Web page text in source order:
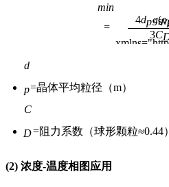
min
=
3C
4dpg(ρ
400000
<math
xmlns="http://www.w3.org/
d
p=晶体平均粒径（m）
<math
xmlns="http://www.w3.org/
C
D=阻力系数（球形颗粒≈0.44）
(2) 浓度-温度相图应用